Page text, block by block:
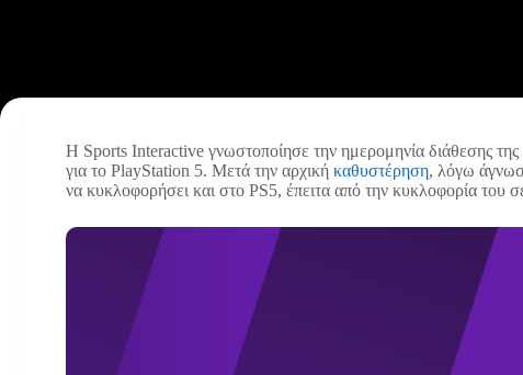
H Sports Interactive γνωστοποίησε την ημερομηνία διάθεσης
για το PlayStation 5. Μετά την αρχική καθυστέρηση, λόγω
να κυκλοφορήσει και στο PS5, έπειτα από την κυκλοφορία του